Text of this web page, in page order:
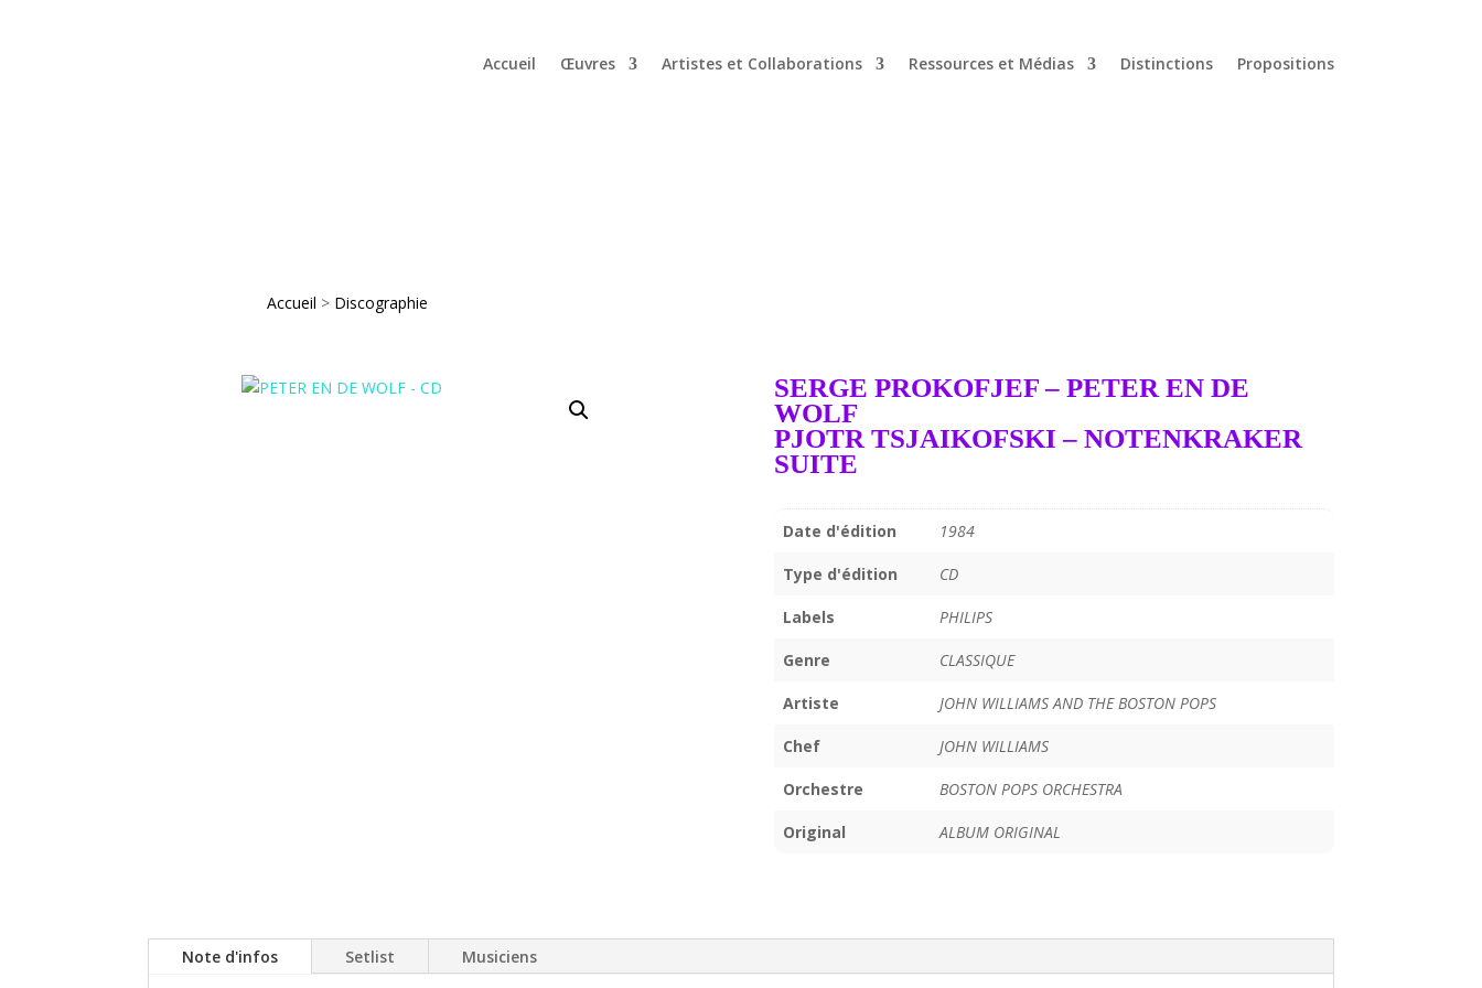
Accueil Œuvres Artistes et Collaborations Ressources et Médias Distinctions Propositions
Accueil > Discographie
SERGE PROKOFJEF – PETER EN DE
WOLF
PJOTR TSJAIKOFSKI – NOTENKRAKER
SUITE
Date d'édition 1984
Type d'édition CD
Labels PHILIPS
Genre CLASSIQUE
Artiste JOHN WILLIAMS AND THE BOSTON POPS
Chef JOHN WILLIAMS
Orchestre BOSTON POPS ORCHESTRA
Original ALBUM ORIGINAL
Note d'infos Setlist Musiciens